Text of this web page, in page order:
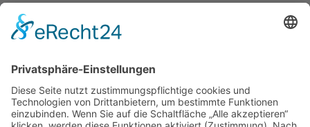
Kontakt
Impressum
Mitgliederbereich
Facebook
Instagram
Umsetzung:DOUBLE-A-DESIGN